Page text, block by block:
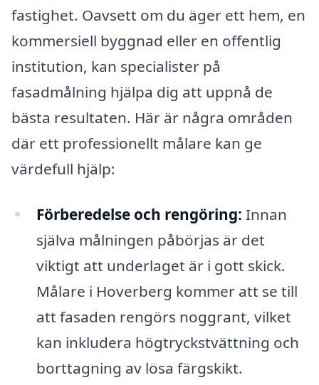
fastighet. Oavsett om du äger ett hem, en
kommersiell byggnad eller en offentlig
institution, kan specialister på
fasadmålning hjälpa dig att uppnå de
bästa resultaten. Här är några områden
där ett professionellt målare kan ge
värdefull hjälp:
Förberedelse och rengöring: Innan
själva målningen påbörjas är det
viktigt att underlaget är i gott skick.
Målare i Hoverberg kommer att se till
att fasaden rengörs noggrant, vilket
kan inkludera högtryckstvättning och
borttagning av lösa färgskikt.